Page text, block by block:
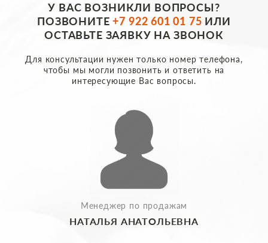
У ВАС ВОЗНИКЛИ ВОПРОСЫ?
ПОЗВОНИТЕ+7 922 601 01 75 ИЛИ
ОСТАВЬТЕ ЗАЯВКУ НА ЗВОНОК
Для консультации нужен только номер телефона,
чтобы мы могли позвонить и ответить на
интересующие Вас вопросы.
Менеджер по продажам
НАТАЛЬЯ АНАТОЛЬЕВНА